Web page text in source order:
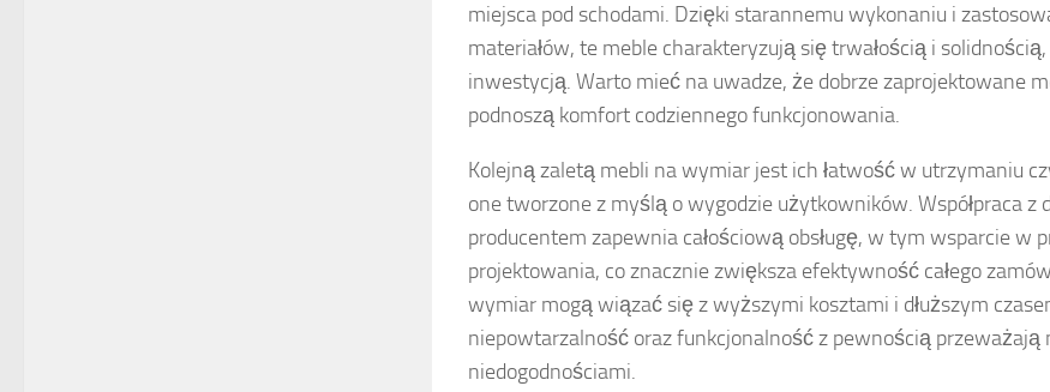
miejsca pod schodami. Dzięki starannemu wykonaniu i
materiałów, te meble charakteryzują się trwałością i
inwestycją. Warto mieć na uwadze, że dobrze zaprojektowane
podnoszą komfort codziennego funkcjonowania.
Kolejną zaletą mebli na wymiar jest ich łatwość w utrzymaniu
one tworzone z myślą o wygodzie użytkowników. Współpraca z
producentem zapewnia całościową obsługę, w tym wsparcie w
projektowania, co znacznie zwiększa efektywność całego
wymiar mogą wiązać się z wyższymi kosztami i dłuższym
niepowtarzalność oraz funkcjonalność z pewnością przeważają
niedogodnościami.